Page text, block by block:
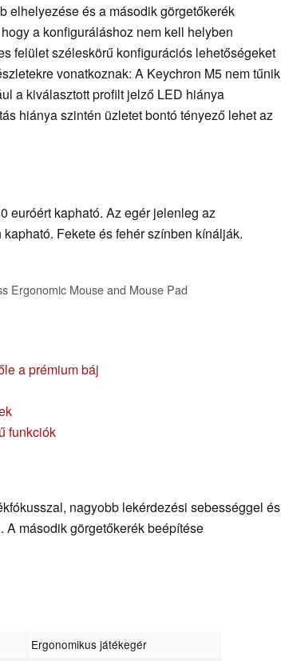
elhelyezése és a második görgetőkerék
a konfiguráláshoz nem kell helyben
felület széleskörű konfigurációs lehetőségeket
vonatkoznak: A Keychron M5 nem tűnik
a kiválasztott profilt jelző LED hiánya
hiánya szintén üzletet bontó tényező lehet az
euróért kapható. Az egér jelenleg az
Fekete és fehér színben kínálják.
Ergonomic Mouse and Mouse Pad
a prémium báj
funkciók
nagyobb lekérdezési sebességgel és
második görgetőkerék beépítése
Ergonomikus játékegér